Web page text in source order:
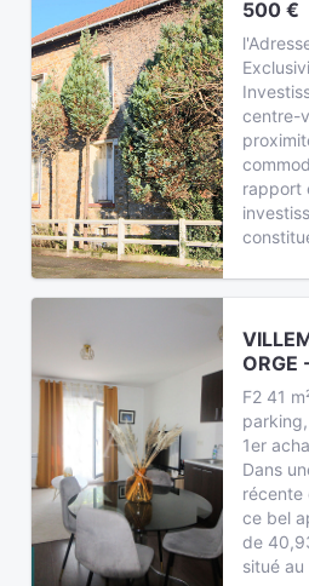
500 €
centre-
rapport
F2 41
1er
Dans
récente
ce bel
de
situé